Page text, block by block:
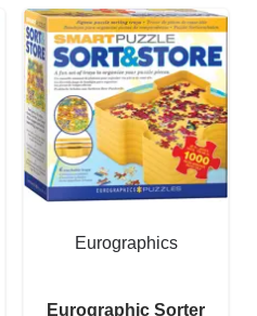
Eurographics
Eurographic Sorter